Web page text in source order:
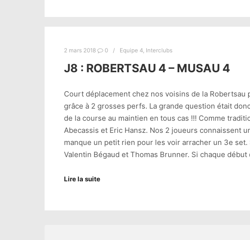
2 mars 2018 0 Equipe 4, Interclubs
J8 : ROBERTSAU 4 – MUSAU 4
Court déplacement chez nos voisins de la
grâce à 2 grosses perfs. La grande question était
de la course au maintien en tous cas !!! Comme
Abecassis et Eric Hansz. Nos 2 joueurs connaissent
manque un petit rien pour les voir arracher un 3e set.
Valentin Bégaud et Thomas Brunner. Si chaque
Lire la suite